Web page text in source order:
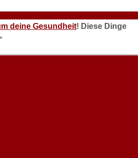
deine Gesundheit! Diese Dinge